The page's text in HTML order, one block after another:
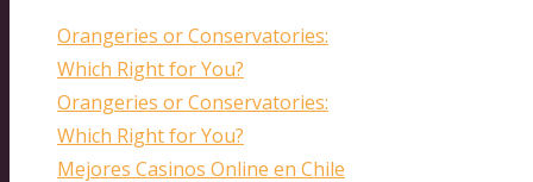
Orangeries or Conservatories:
Which Right for You?
Orangeries or Conservatories:
Which Right for You?
Mejores Casinos Online en Chile